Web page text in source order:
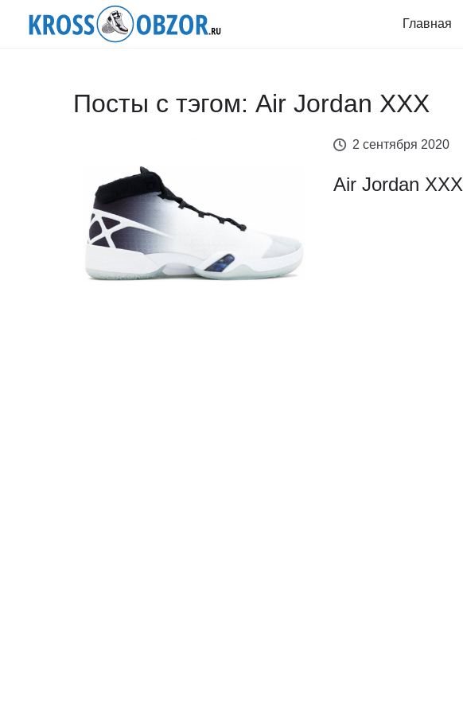
Главная
Посты с тэгом: Air Jordan XXX
2 сентября 2020
Air Jordan XXX